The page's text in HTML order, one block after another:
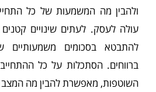
ולהבין מה המשמעות של כל
עולה לעסק. לעתים שינויים
להתבטא בסכומים משמעותיים
ברווחים. הסתכלות על כל
השוטפות, מאפשרת להבין מה